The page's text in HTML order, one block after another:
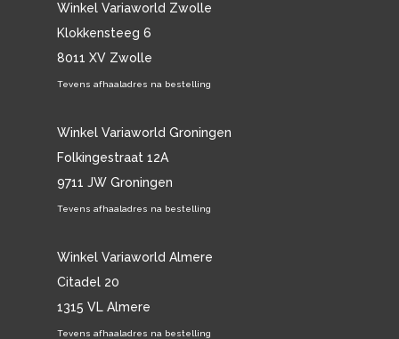
Winkel Variaworld Zwolle
Klokkensteeg 6
8011 XV Zwolle
Tevens afhaaladres na bestelling
Winkel Variaworld Groningen
Folkingestraat 12A
9711 JW Groningen
Tevens afhaaladres na bestelling
Winkel Variaworld Almere
Citadel 20
1315 VL Almere
Tevens afhaaladres na bestelling